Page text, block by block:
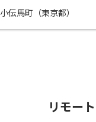
小伝馬町（東京都）
リモー